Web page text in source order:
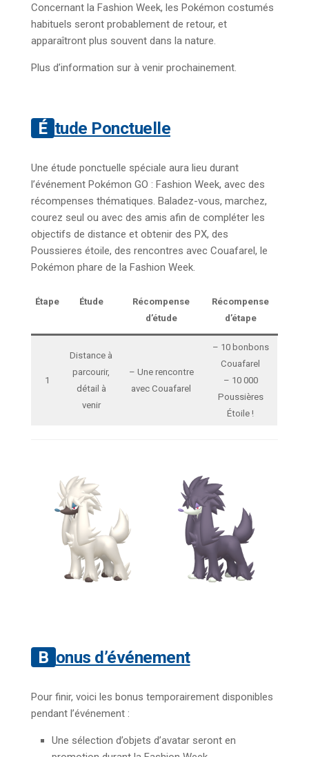
Concernant la Fashion Week, les Pokémon costumés
habituels seront probablement de retour, et
apparaîtront plus souvent dans la nature.
Plus d’information sur à venir prochainement.
Étude Ponctuelle
Une étude ponctuelle spéciale aura lieu durant
l’événement Pokémon GO : Fashion Week, avec des
récompenses thématiques. Baladez-vous, marchez,
courez seul ou avec des amis afin de compléter les
objectifs de distance et obtenir des PX, des
Poussieres étoile, des rencontres avec Couafarel, le
Pokémon phare de la Fashion Week.
Étape Étude
Récompense
d’étude
Récompense
d’étape
1
Distance à
parcourir,
détail à
venir
– Une rencontre
avec Couafarel
– 10 bonbons
Couafarel
– 10 000
Poussières
Étoile !
Bonus d’événement
Pour finir, voici les bonus temporairement disponibles
pendant l’événement :
Une sélection d’objets d’avatar seront en